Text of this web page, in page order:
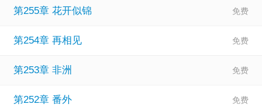
可他却说：“安然，我们不可能了。”
璀璨的星光下，像初见时的少年。
他笑着说：“安然，我要走了。”
第255章 花开似锦
第254章 再相见
第253章 非洲
第252章 番外